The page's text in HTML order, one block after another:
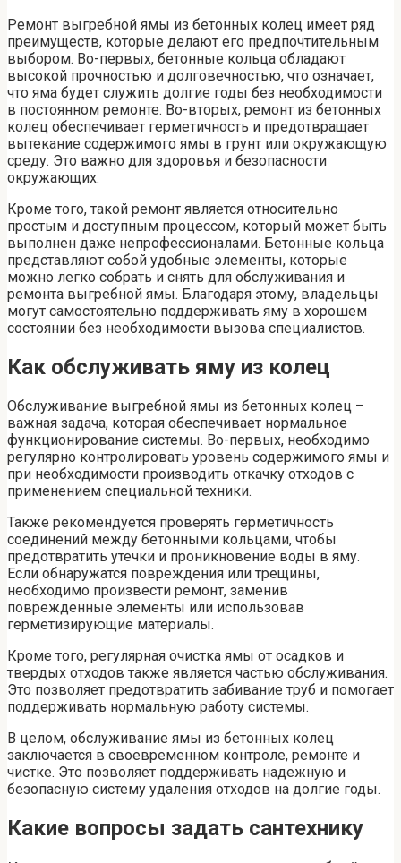
Ремонт выгребной ямы из бетонных колец имеет ряд
преимуществ, которые делают его предпочтительным
выбором. Во-первых, бетонные кольца обладают
высокой прочностью и долговечностью, что означает,
что яма будет служить долгие годы без необходимости
в постоянном ремонте. Во-вторых, ремонт из бетонных
колец обеспечивает герметичность и предотвращает
вытекание содержимого ямы в грунт или окружающую
среду. Это важно для здоровья и безопасности
окружающих.
Кроме того, такой ремонт является относительно
простым и доступным процессом, который может быть
выполнен даже непрофессионалами. Бетонные кольца
представляют собой удобные элементы, которые
можно легко собрать и снять для обслуживания и
ремонта выгребной ямы. Благодаря этому, владельцы
могут самостоятельно поддерживать яму в хорошем
состоянии без необходимости вызова специалистов.
Как обслуживать яму из колец
Обслуживание выгребной ямы из бетонных колец –
важная задача, которая обеспечивает нормальное
функционирование системы. Во-первых, необходимо
регулярно контролировать уровень содержимого ямы и
при необходимости производить откачку отходов с
применением специальной техники.
Также рекомендуется проверять герметичность
соединений между бетонными кольцами, чтобы
предотвратить утечки и проникновение воды в яму.
Если обнаружатся повреждения или трещины,
необходимо произвести ремонт, заменив
поврежденные элементы или использовав
герметизирующие материалы.
Кроме того, регулярная очистка ямы от осадков и
твердых отходов также является частью обслуживания.
Это позволяет предотвратить забивание труб и помогает
поддерживать нормальную работу системы.
В целом, обслуживание ямы из бетонных колец
заключается в своевременном контроле, ремонте и
чистке. Это позволяет поддерживать надежную и
безопасную систему удаления отходов на долгие годы.
Какие вопросы задать сантехнику